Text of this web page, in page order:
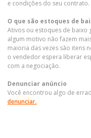
e condições do seu contrato.
O que são estoques de
Ativos ou estoques de
algum motivo não fazem
maioria das vezes são itens
o vendedor espera liberar
com a negociação.
Denunciar anúncio
Você encontrou algo de
denunciar.